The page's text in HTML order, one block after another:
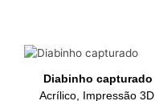
Diabinho capturado
Acrílico, Impressão 3D,